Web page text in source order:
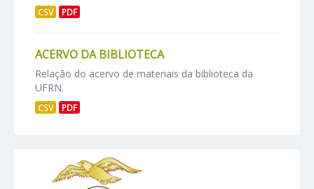
CSV PDF
ACERVO DA BIBLIOTECA
Relação do acervo de materiais da biblioteca da
UFRN.
CSV PDF